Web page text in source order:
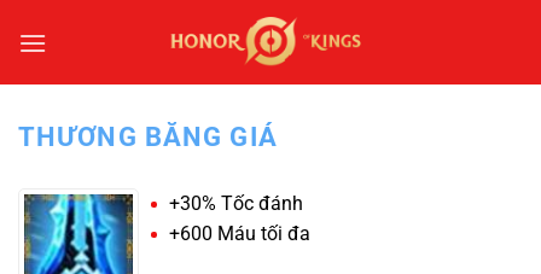
qua
THƯƠNG BĂNG GIÁ
+30% Tốc đánh
+600 Máu tối đa